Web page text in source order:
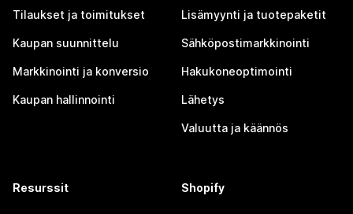
Tilaukset ja toimitukset
Kaupan suunnittelu
Markkinointi ja konversio
Kaupan hallinnointi
Lisämyynti ja tuotepaketit
Sähköpostimarkkinointi
Hakukoneoptimointi
Lähetys
Valuutta ja käännös
Resurssit Shopify